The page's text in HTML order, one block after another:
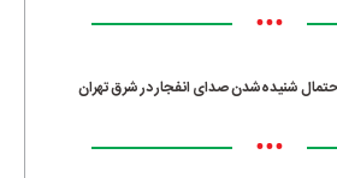
•••
شنیده‌شدن صدای انفجار در شرق تهران
•••